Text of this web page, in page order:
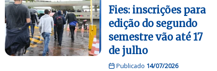
Fies: inscrições para
edição do segundo
semestre vão até 17
de julho
Publicado 14/07/2026